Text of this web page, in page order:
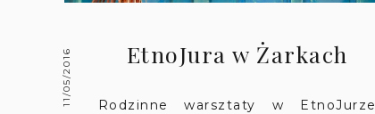
11/05/2016 EtnoJura w Żarkach
Rodzinne warsztaty w EtnoJurze